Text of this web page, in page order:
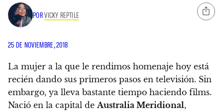
PORVICKY REPTILE
25 DE NOVIEMBRE, 2018
La mujer a la que le rendimos homenaje hoy está
recién dando sus primeros pasos en televisión. Sin
embargo, ya lleva bastante tiempo haciendo films.
Nació en la capital de Australia Meridional,